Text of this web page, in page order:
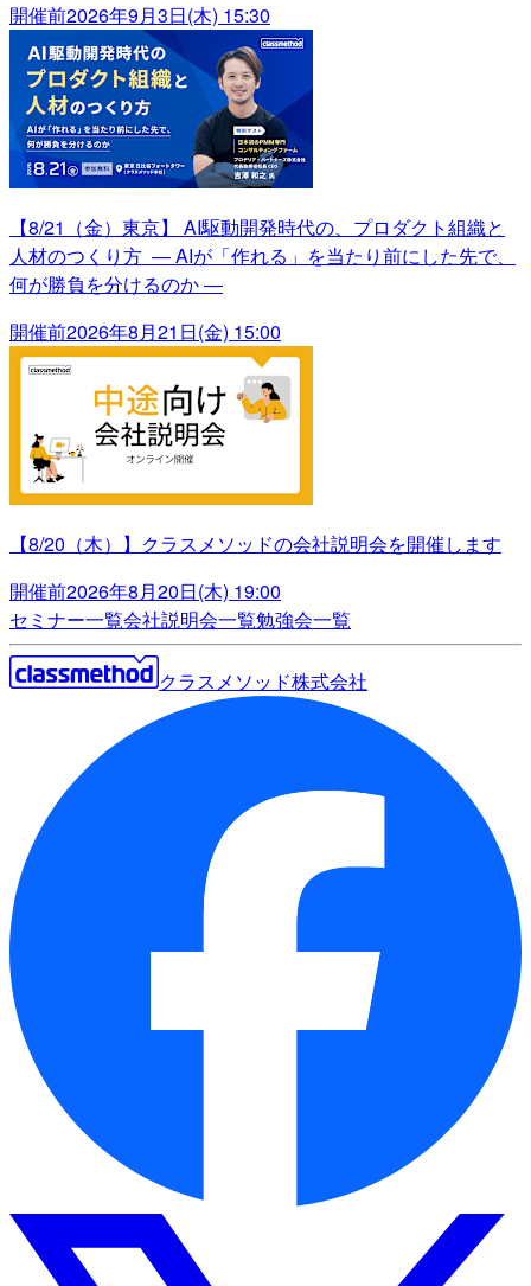
開催前2026年9月3日(木) 15:30
【8/21（金）東京】 AI駆動開発時代の、プロダクト組織と
人材のつくり方 ― AIが「作れる」を当たり前にした先で、
何が勝負を分けるのか ―
開催前2026年8月21日(金) 15:00
【8/20（木）】クラスメソッドの会社説明会を開催します
開催前2026年8月20日(木) 19:00
セミナー一覧会社説明会一覧勉強会一覧
クラスメソッド株式会社